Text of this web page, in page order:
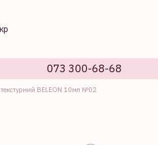
073 300-68-68
текстурний BELEON 10мл №02